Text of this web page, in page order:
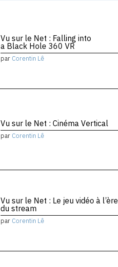
Vu sur le Net : Falling into
a Black Hole 360 VR
par Corentin Lê
Vu sur le Net : Cinéma Vertical
par Corentin Lê
Vu sur le Net : Le jeu vidéo à l’ère
du stream
par Corentin Lê